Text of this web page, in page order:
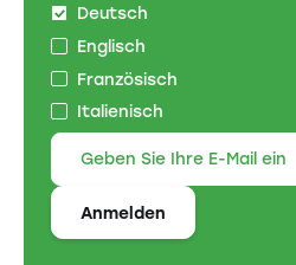
Deutsch
Englisch
Französisch
Italienisch